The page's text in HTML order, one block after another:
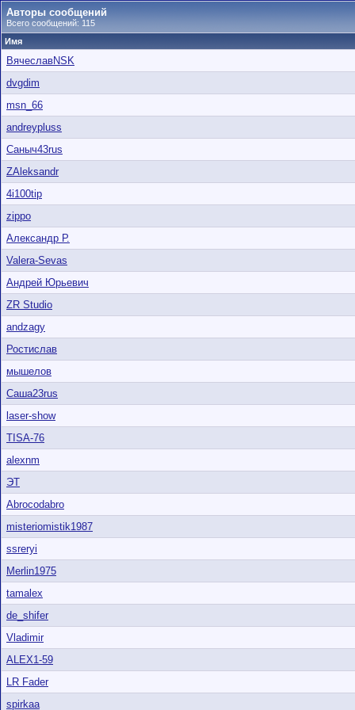
Авторы сообщений
Всего сообщений: 115
Имя
ВячеславNSK
dvgdim
msn_66
andreypluss
Саныч43rus
ZAleksandr
4i100tip
zippo
Александр Р.
Valera-Sevas
Андрей Юрьевич
ZR Studio
andzagy
Ростислав
мышелов
Саша23rus
laser-show
TISA-76
alexnm
ЭТ
Abrocodabro
misteriomistik1987
ssreryi
Merlin1975
tamalex
de_shifer
Vladimir
ALEX1-59
LR Fader
spirkaa